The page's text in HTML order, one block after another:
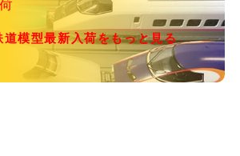
道模型最新入荷をもっと見る